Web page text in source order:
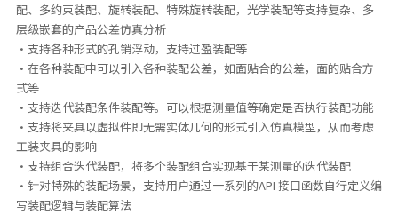
配、多约束装配、旋转装配、特殊旋转装配，光学装配等支持复杂、多
层级嵌套的产品公差仿真分析
·支持各种形式的孔销浮动，支持过盈装配等
·在各种装配中可以引入各种装配公差，如面贴合的公差，面的贴合方
式等
·支持迭代装配条件装配等。可以根据测量值等确定是否执行装配功能
·支持将夹具以虚拟件即无需实体几何的形式引入仿真模型，从而考虑
工装夹具的影响
·支持组合迭代装配，将多个装配组合实现基于某测量的迭代装配
·针对特殊的装配场景，支持用户通过一系列的API 接口函数自行定义编
写装配逻辑与装配算法